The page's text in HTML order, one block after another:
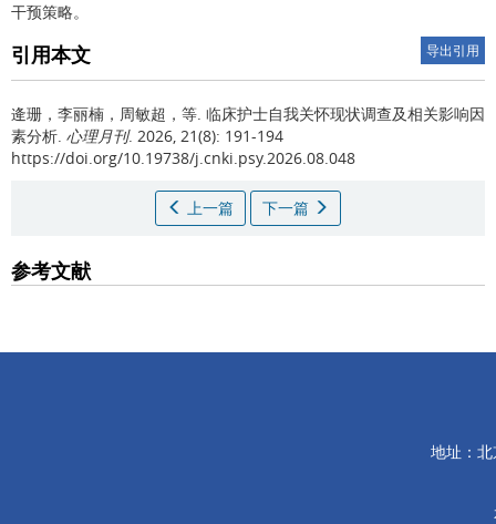
干预策略。
引用本文 导出引用
逄珊，李丽楠，周敏超，等. 临床护士自我关怀现状调查及相关影响因
素分析. 心理月刊. 2026, 21(8): 191-194
https://doi.org/10.19738/j.cnki.psy.2026.08.048
上一篇 下一篇
参考文献
地址：